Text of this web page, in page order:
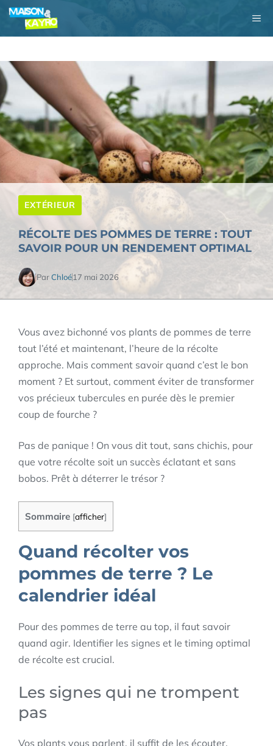
Aller
contenu
EXTÉRIEUR
RÉCOLTE DES POMMES DE TERRE : TOUT
SAVOIR POUR UN RENDEMENT OPTIMAL
ParChloé17 mai 2026
Vous avez bichonné vos plants de pommes de terre
tout l’été et maintenant, l’heure de la récolte
approche. Mais comment savoir quand c’est le bon
moment ? Et surtout, comment éviter de transformer
vos précieux tubercules en purée dès le premier
coup de fourche ?
Pas de panique ! On vous dit tout, sans chichis, pour
que votre récolte soit un succès éclatant et sans
bobos. Prêt à déterrer le trésor ?
Sommaire [afficher]
Quand récolter vos
pommes de terre ? Le
calendrier idéal
Pour des pommes de terre au top, il faut savoir
quand agir. Identifier les signes et le timing optimal
de récolte est crucial.
Les signes qui ne trompent
pas
Vos plants vous parlent, il suffit de les écouter.